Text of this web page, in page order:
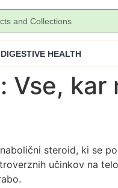
DIGESTIVE HEALTH
Vse,
steroid, ki se
učinkov na